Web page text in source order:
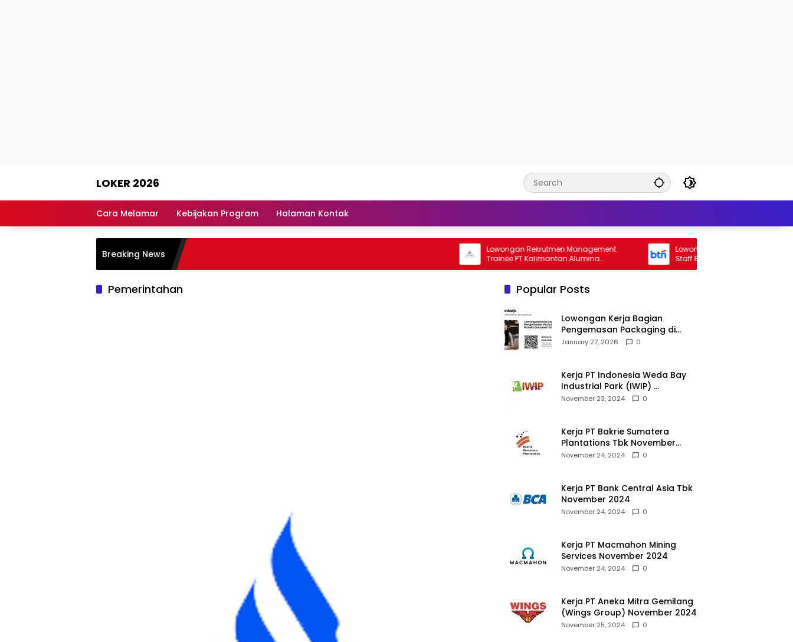
LOKER 2026
Lowongan
Cara Melamar Kebijakan Program Halaman Kontak
Breaking News
Lowongan Rekrutmen Management
Trainee PT Kalimantan Alumina
Nusantara 2026
Lowongan Rekrutmen General Banking
Staff Bank BTN 2026
Pemerintahan Popular Posts
Lowongan Kerja Bagian
Pengemasan Packaging di
Pusaka Souvenir Gallery
January 27, 2026 0
Kerja PT Indonesia Weda Bay
Industrial Park (IWIP)
November 2024
November 23, 2024 0
Kerja PT Bakrie Sumatera
Plantations Tbk November
2024
November 24, 2024 0
Kerja PT Bank Central Asia Tbk
November 2024
November 24, 2024 0
Kerja PT Macmahon Mining
Services November 2024
November 24, 2024 0
Kerja PT Aneka Mitra Gemilang
(Wings Group) November 2024
November 25, 2024 0